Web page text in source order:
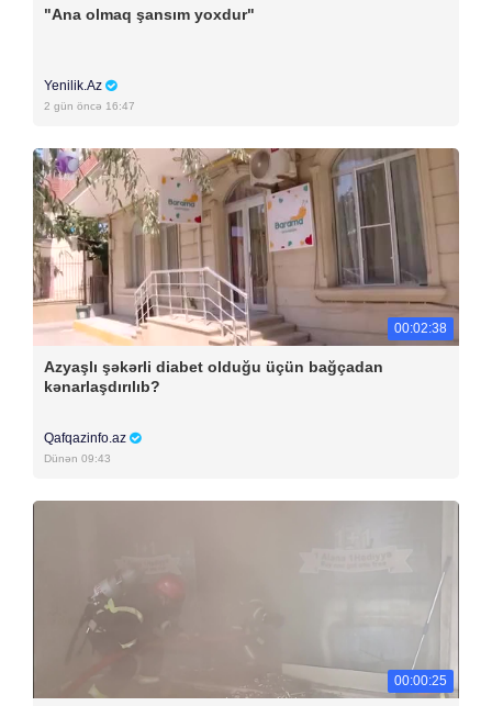
"Ana olmaq şansım yoxdur"
Yenilik.Az
2 gün öncə 16:47
00:02:38
Azyaşlı şəkərli diabet olduğu üçün bağçadan
kənarlaşdırılıb?
Qafqazinfo.az
Dünən 09:43
00:00:25